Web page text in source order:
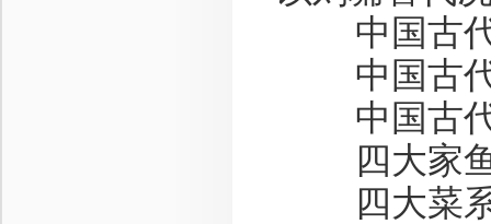
中国古代
中国古代
中国古代
四大家
四大菜